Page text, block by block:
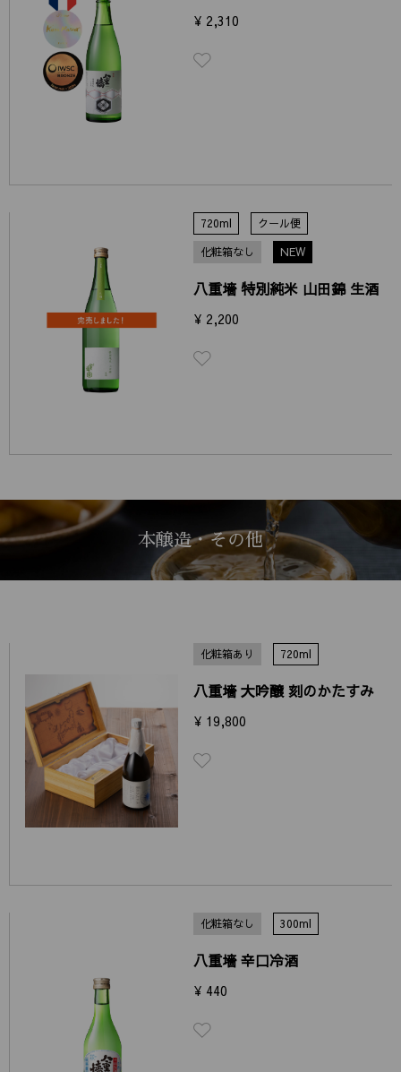
¥ 2,310
720ml
クール便
化粧箱なし
NEW
八重墻 特別純米 山田錦 生酒
¥ 2,200
本醸造・その他
化粧箱あり 720ml
八重墻 大吟醸 刻のかたすみ
¥ 19,800
化粧箱なし 300ml
八重墻 辛口冷酒
¥ 440